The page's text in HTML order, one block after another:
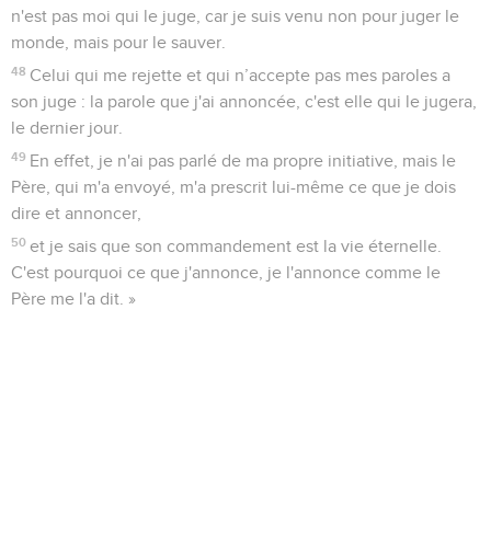
n'est pas moi qui le juge, car je suis venu non pour juger le
monde, mais pour le sauver.
48 Celui qui me rejette et qui n’accepte pas mes paroles a
son juge : la parole que j'ai annoncée, c'est elle qui le jugera,
le dernier jour.
49 En effet, je n'ai pas parlé de ma propre initiative, mais le
Père, qui m'a envoyé, m'a prescrit lui-même ce que je dois
dire et annoncer,
50 et je sais que son commandement est la vie éternelle.
C'est pourquoi ce que j'annonce, je l'annonce comme le
Père me l'a dit. »